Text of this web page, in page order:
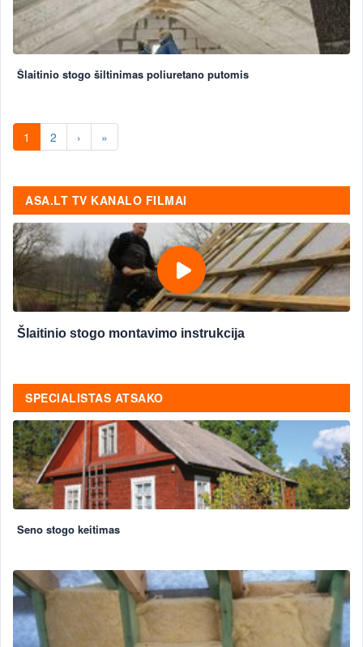
Šlaitinio stogo šiltinimas poliuretano putomis
1 2 › »
ASA.LT TV KANALO FILMAI
Šlaitinio stogo montavimo instrukcija
SPECIALISTAS ATSAKO
Seno stogo keitimas